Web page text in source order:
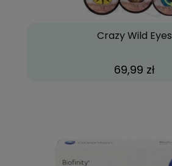
Crazy Wild Eyes
69,99 zł